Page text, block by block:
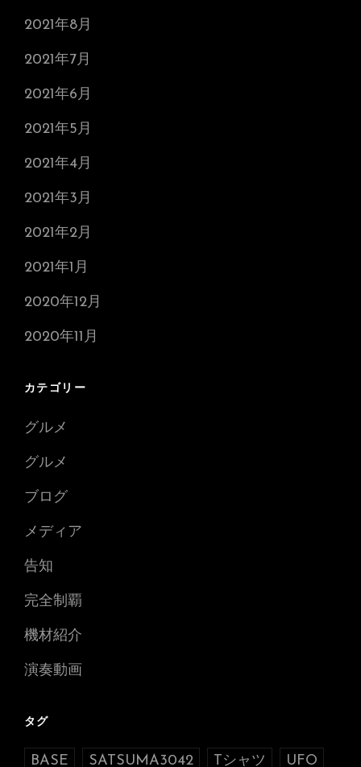
2021年8月
2021年7月
2021年6月
2021年5月
2021年4月
2021年3月
2021年2月
2021年1月
2020年12月
2020年11月
カテゴリー
グルメ
グルメ
ブログ
メディア
告知
完全制覇
機材紹介
演奏動画
タグ
BASE SATSUMA3042 Tシャツ UFO